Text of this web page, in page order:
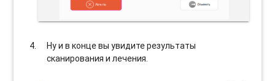
Ну и в конце вы увидите результаты
сканирования и лечения.